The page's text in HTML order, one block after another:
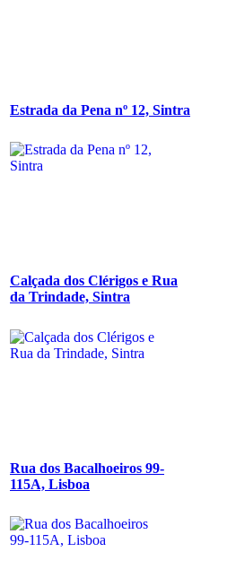
Estrada da Pena nº 12, Sintra
Calçada dos Clérigos e Rua
da Trindade, Sintra
Rua dos Bacalhoeiros 99-
115A, Lisboa